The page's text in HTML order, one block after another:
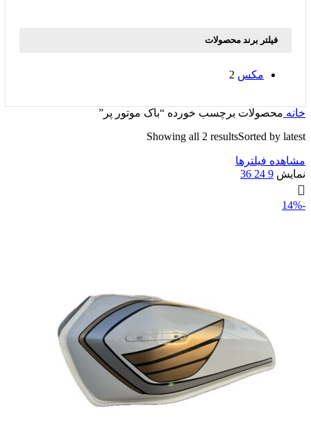
فیلتر برند محصولات
مکس 2
خانه محصولات برچسب خورده “باک موتور پر”
Showing all 2 resultsSorted by latest
مشاهده فیلترها
نمایش 9
24
36
-14%